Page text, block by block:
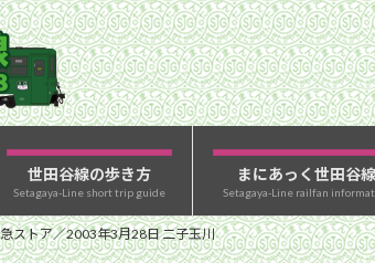
世田谷線の歩き方
Setagaya-Line short trip guide
まにあっく世田谷線
Setagaya-Line railfan
ストア／2003年3月28日 二子玉川